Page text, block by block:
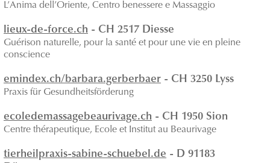
L’Anima dell’Oriente, Centro benessere e Massaggio
lieux-de-force.ch - CH 2517 Diesse
Guérison naturelle, pour la santé et pour une vie en pleine
conscience
emindex.ch/barbara.gerberbaer - CH 3250 Lyss
Praxis für Gesundheitsförderung
ecoledemassagebeaurivage.ch - CH 1950 Sion
Centre thérapeutique, Ecole et Institut au Beaurivage
tierheilpraxis-sabine-schuebel.de - D 91183